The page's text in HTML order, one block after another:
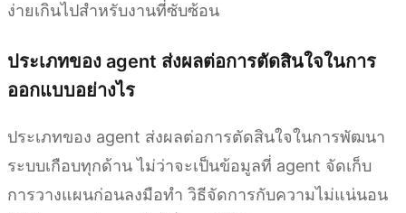
ง่ายเกินไปสำหรับงานที่ซับซ้อน
ประเภทของ agent ส่งผลต่อการตัดสินใจในการ
ออกแบบอย่างไร
ประเภทของ agent ส่งผลต่อการตัดสินใจในการพัฒนา
ระบบเกือบทุกด้าน ไม่ว่าจะเป็นข้อมูลที่ agent จัดเก็บ
การวางแผนก่อนลงมือทำ วิธีจัดการกับความไม่แน่นอน